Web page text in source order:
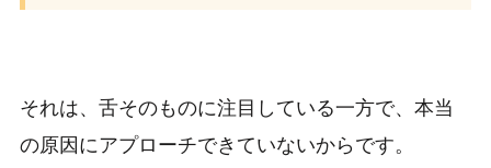
それは、舌そのものに注目している一方で、本当
の原因にアプローチできていないからです。